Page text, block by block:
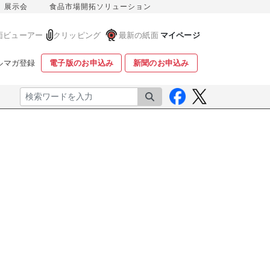
展示会 食品市場開拓ソリューション
ビューアー クリッピング 最新の紙面 マイページ
マガ登録 電子版のお申込み 新聞のお申込み
検索